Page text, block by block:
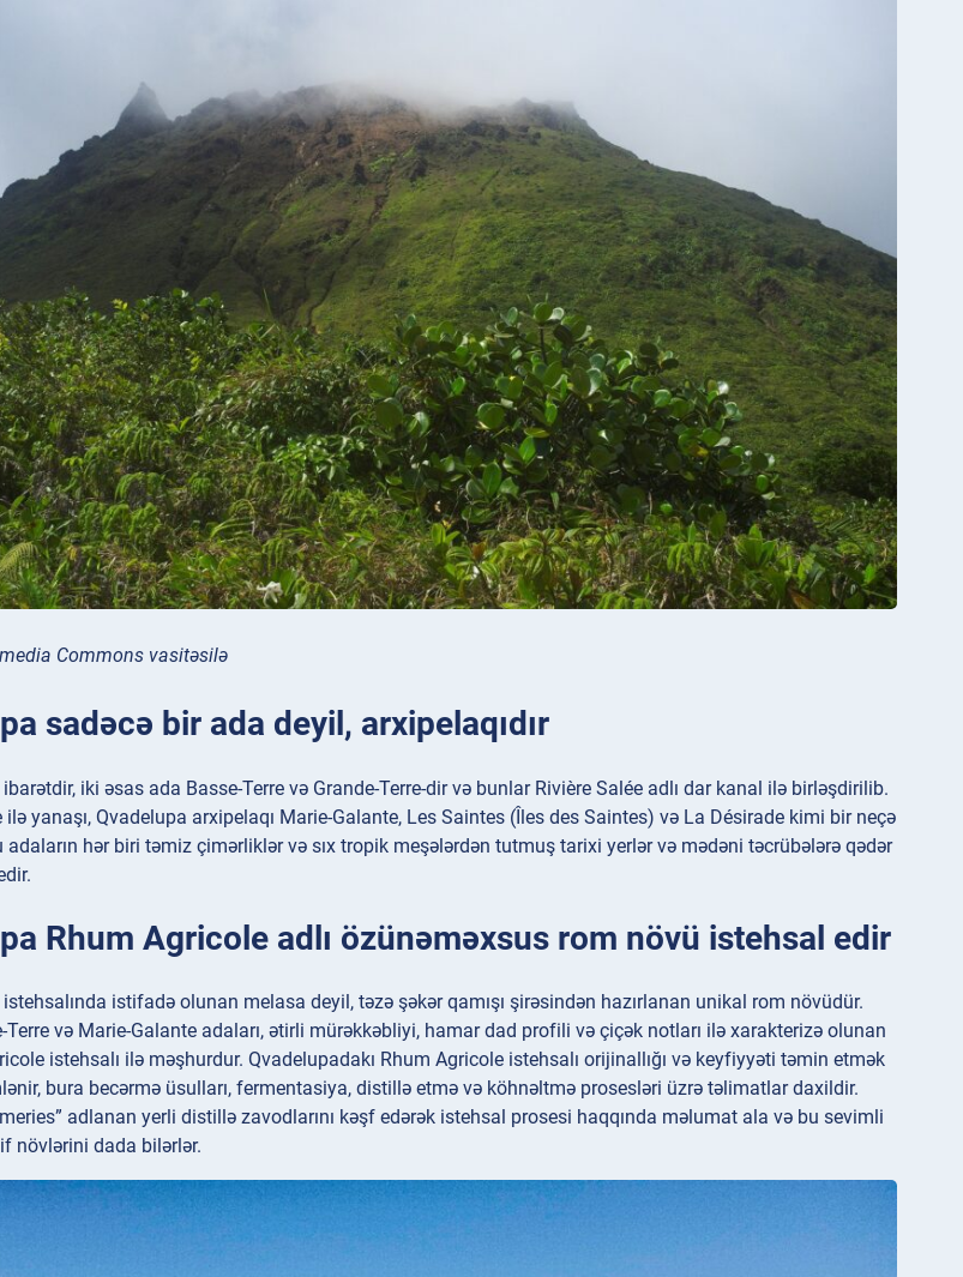
Commons vasitəsilə
sadəcə bir ada deyil, arxipelaqıdır
iki əsas ada Basse-Terre və Grande-Terre-dir və bunlar Rivière Salée adlı dar kanal ilə birləşdirilib.
ilə yanaşı, Qvadelupa arxipelaqı Marie-Galante, Les Saintes (Îles des Saintes) və La Désirade kimi bir neçə
adaların hər biri təmiz çimərliklər və sıx tropik meşələrdən tutmuş tarixi yerlər və mədəni təcrübələrə qədər
Rhum Agricole adlı özünəməxsus rom növü istehsal edir
istifadə olunan melasa deyil, təzə şəkər qamışı şirəsindən hazırlanan unikal rom növüdür.
və Marie-Galante adaları, ətirli mürəkkəbliyi, hamar dad profili və çiçək notları ilə xarakterizə olunan
istehsalı ilə məşhurdur. Qvadelupadakı Rhum Agricole istehsalı orijinallığı və keyfiyyəti təmin etmək
bura becərmə üsulları, fermentasiya, distillə etmə və köhnəltmə prosesləri üzrə təlimatlar daxildir.
adlanan yerli distillə zavodlarını kəşf edərək istehsal prosesi haqqında məlumat ala və bu sevimli
növlərini dada bilərlər.